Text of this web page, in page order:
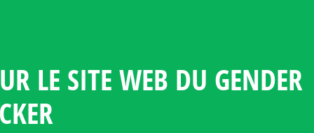
LE SITE WEB DU GENDER
CLIMATE TRACKER
ET DE
LANGUE
GENRE DANS LA
SUR LA PARTICIPATION DES
LA DIPLOMATIE LIÉE AU